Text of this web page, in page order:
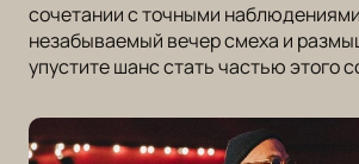
сочетании с точными
незабываемый вечер смеха и
упустите шанс стать частью этого